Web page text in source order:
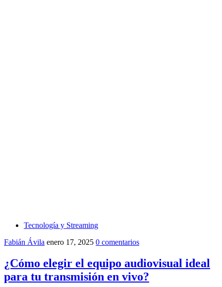
Tecnología y Streaming
Fabián Ávila enero 17, 2025 0 comentarios
¿Cómo elegir el equipo audiovisual ideal
para tu transmisión en vivo?